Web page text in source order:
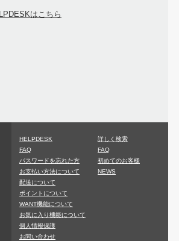
決し、当社に迷惑を掛け或は損
する一切の義務はないものとし
のとします。
処分とし、会員の資格を剥奪する
はこちら
HELPDESK
FAQ
パスワードを忘れた方
お支払い方法について
配送について
ポイントについて
WANT機能について
お気に入り機能について
個人情報保護
お問い合わせ
詳しく検索
FAQ
初めてのお客様
NEWS